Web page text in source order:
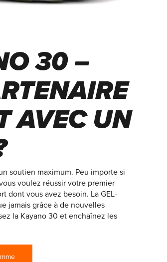
30 –
AVEC UN
soutien maximum. Peu importe si
voulez réussir votre premier
dont vous avez besoin. La GEL-
jamais grâce à de nouvelles
la Kayano 30 et enchaînez les